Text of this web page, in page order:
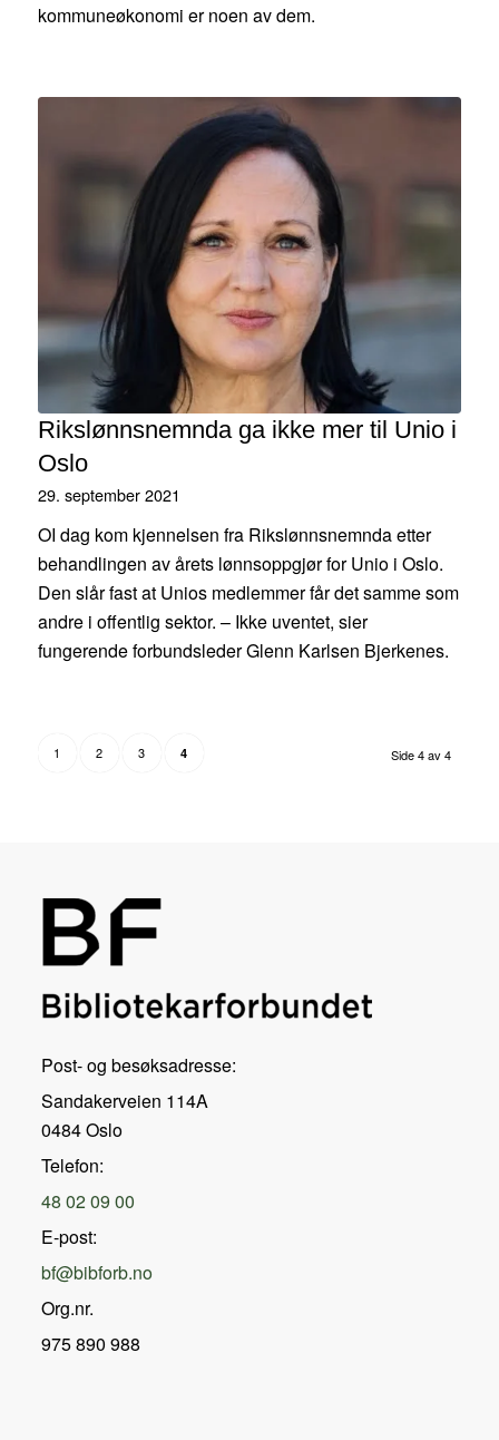
kommuneøkonomi er noen av dem.
Rikslønnsnemnda ga ikke mer til Unio i
Oslo
29. september 2021
OI dag kom kjennelsen fra Rikslønnsnemnda etter
behandlingen av årets lønnsoppgjør for Unio i Oslo.
Den slår fast at Unios medlemmer får det samme som
andre i offentlig sektor. – Ikke uventet, sier
fungerende forbundsleder Glenn Karlsen Bjerkenes.
Side 4 av 4
1 2 3 4
Post- og besøksadresse:
Sandakerveien 114A
0484 Oslo
Telefon:
48 02 09 00
E-post:
bf@bibforb.no
Org.nr.
975 890 988